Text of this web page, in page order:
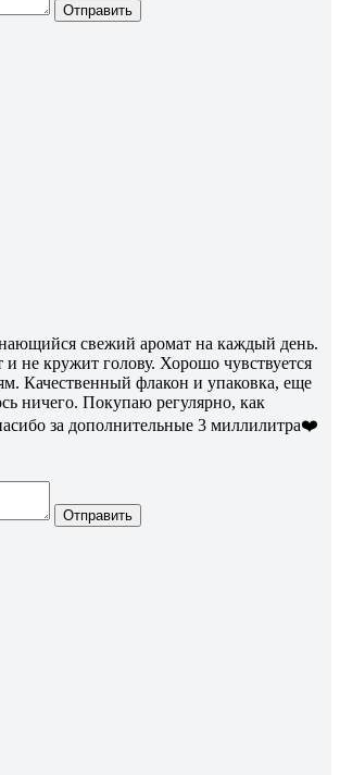
Отправить
свежий аромат на каждый день.
не кружит голову. Хорошо чувствуется
Качественный флакон и упаковка, еще
ничего. Покупаю регулярно, как
за дополнительные 3 миллилитра❤️
Отправить